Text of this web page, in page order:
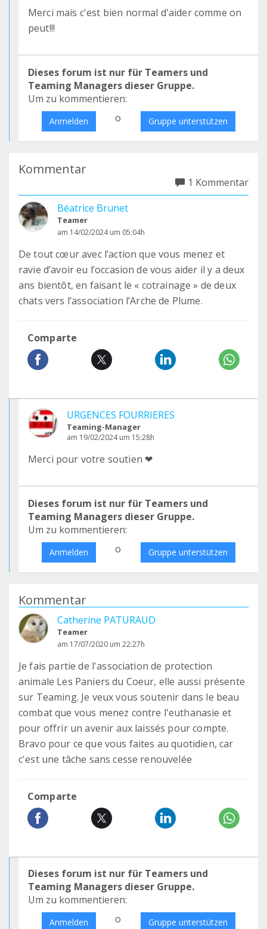
Merci mais c'est bien normal d'aider comme on
peut!!!
Dieses forum ist nur für Teamers und
Teaming Managers dieser Gruppe.
Um zu kommentieren:
Anmelden o Gruppe unterstützen
Kommentar
1 Kommentar
Béatrice Brunet
Teamer
am 14/02/2024 um 05:04h
De tout cœur avec l’action que vous menez et
ravie d’avoir eu l’occasion de vous aider il y a deux
ans bientôt, en faisant le « cotrainage » de deux
chats vers l’association l’Arche de Plume.
Comparte
URGENCES FOURRIERES
Teaming-Manager
am 19/02/2024 um 15:28h
Merci pour votre soutien ❤
Dieses forum ist nur für Teamers und
Teaming Managers dieser Gruppe.
Um zu kommentieren:
Anmelden o Gruppe unterstützen
Kommentar
Catherine PATURAUD
Teamer
am 17/07/2020 um 22:27h
Je fais partie de l'association de protection
animale Les Paniers du Coeur, elle aussi présente
sur Teaming. Je veux vous soutenir dans le beau
combat que vous menez contre l'euthanasie et
pour offrir un avenir aux laissés pour compte.
Bravo pour ce que vous faites au quotidien, car
c'est une tâche sans cesse renouvelée
Comparte
Dieses forum ist nur für Teamers und
Teaming Managers dieser Gruppe.
Um zu kommentieren:
Anmelden o Gruppe unterstützen